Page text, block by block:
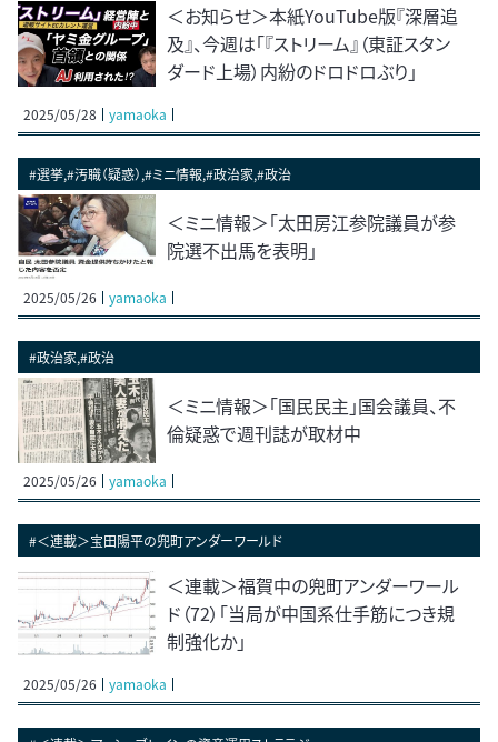
＜お知らせ＞本紙YouTube版『深層追
及』、今週は「『ストリーム』（東証スタン
ダード上場）内紛のドロドロぶり」
2025/05/28 yamaoka
#選挙,#汚職（疑惑）,#ミニ情報,#政治家,#政治
＜ミニ情報＞「太田房江参院議員が参
院選不出馬を表明」
2025/05/26 yamaoka
#政治家,#政治
＜ミニ情報＞「国民民主」国会議員、不
倫疑惑で週刊誌が取材中
2025/05/26 yamaoka
#＜連載＞宝田陽平の兜町アンダーワールド
＜連載＞福賀中の兜町アンダーワール
ド（72）「当局が中国系仕手筋につき規
制強化か」
2025/05/26 yamaoka